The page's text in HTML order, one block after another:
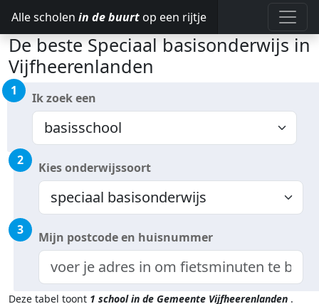
Alle scholen in de buurt op een rijtje
De beste Speciaal basisonderwijs in
Vijfheerenlanden
1 Ik zoek een
2 Kies onderwijssoort
3 Mijn postcode en huisnummer
Deze tabel toont 1 school in de Gemeente Vijfheerenlanden .